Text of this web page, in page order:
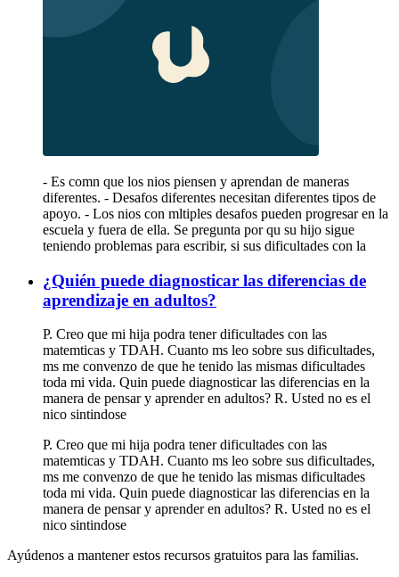
- Es comn que los nios piensen y aprendan de maneras
diferentes. - Desafos diferentes necesitan diferentes tipos de
apoyo. - Los nios con mltiples desafos pueden progresar en la
escuela y fuera de ella. Se pregunta por qu su hijo sigue
teniendo problemas para escribir, si sus dificultades con la
¿Quién puede diagnosticar las diferencias de
aprendizaje en adultos?
P. Creo que mi hija podra tener dificultades con las
matemticas y TDAH. Cuanto ms leo sobre sus dificultades,
ms me convenzo de que he tenido las mismas dificultades
toda mi vida. Quin puede diagnosticar las diferencias en la
manera de pensar y aprender en adultos? R. Usted no es el
nico sintindose
P. Creo que mi hija podra tener dificultades con las
matemticas y TDAH. Cuanto ms leo sobre sus dificultades,
ms me convenzo de que he tenido las mismas dificultades
toda mi vida. Quin puede diagnosticar las diferencias en la
manera de pensar y aprender en adultos? R. Usted no es el
nico sintindose
Ayúdenos a mantener estos recursos gratuitos para las familias.